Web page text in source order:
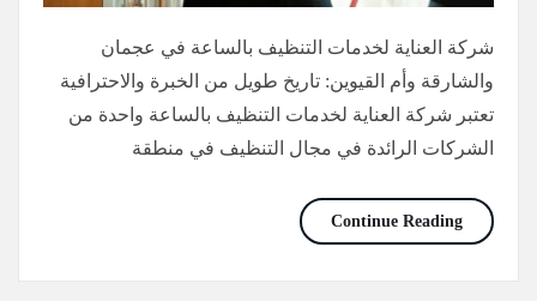
شركة العناية لخدمات التنظيف بالساعة في عجمان
والشارقة وأم القيوين: تاريخ طويل من الخبرة والاحترافية
تعتبر شركة العناية لخدمات التنظيف بالساعة واحدة من
الشركات الرائدة في مجال التنظيف في منطقة
Continue Readingشغالات بالساعات في أم القيوين/0565736207/خصم30%